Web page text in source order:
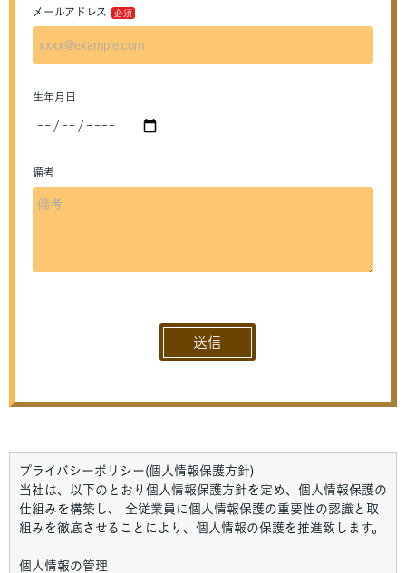
プライバシーポリシー(個人情報保護方針)
当社は、以下のとおり個人情報保護方針を定め、個人情報保護の
仕組みを構築し、 全従業員に個人情報保護の重要性の認識と取
組みを徹底させることにより、個人情報の保護を推進致します。
個人情報の管理